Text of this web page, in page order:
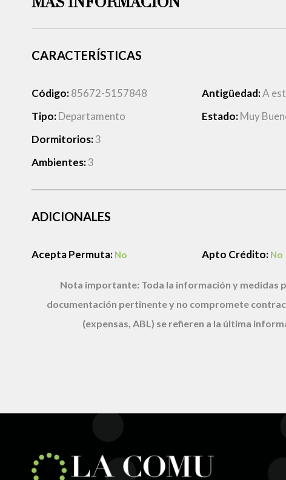
MÁS INFORMACIÓN
CARACTERÍSTICAS
Código:85672-5157848
Tipo:Departamento
Dormitorios:3
Ambientes:3
Antigüedad:A
Estado:Muy
ADICIONALES
Acepta Permuta: No Apto Crédito: No
Nota importante: Toda la información y medidas
documentación pertinente y no compromete
(expensas, ABL) se refieren a la última